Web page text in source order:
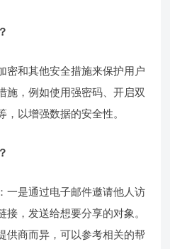
密和其他安全措施来保护用户
施，例如使用强密码、开启双
以增强数据的安全性。
一是通过电子邮件邀请他人访
，发送给想要分享的对象。
供商而异，可以参考相关的帮